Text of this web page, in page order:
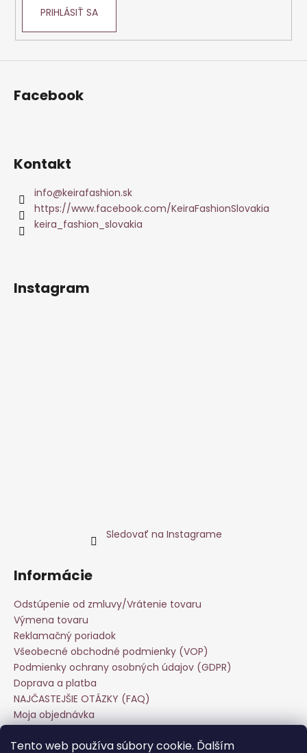
Tento web používa súbory cookie. Ďalším
PRIHLÁSIŤ SA
Facebook
Kontakt
info@keirafashion.sk
https://www.facebook.com/KeiraFashionSlovakia
keira_fashion_slovakia
Instagram
Sledovať na Instagrame
Informácie
Odstúpenie od zmluvy/Vrátenie tovaru
Výmena tovaru
Reklamačný poriadok
Všeobecné obchodné podmienky (VOP)
Podmienky ochrany osobných údajov (GDPR)
Doprava a platba
NAJČASTEJŠIE OTÁZKY (FAQ)
Moja objednávka
Veľkoobchod